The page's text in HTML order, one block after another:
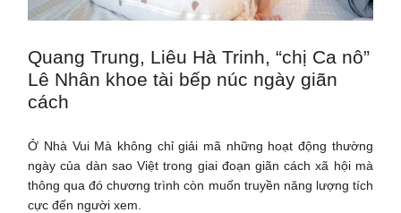
Quang Trung, Liêu Hà Trinh, “chị Ca nô”
Lê Nhân khoe tài bếp núc ngày giãn
cách
Ở Nhà Vui Mà không chỉ giải mã những hoạt động thường
ngày của dàn sao Việt trong giai đoạn giãn cách xã hội mà
thông qua đó chương trình còn muốn truyền năng lượng tích
cực đến người xem.